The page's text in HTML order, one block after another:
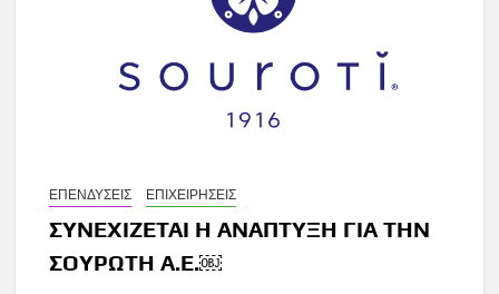
ΕΠΕΝΔΥΣΕΙΣ ΕΠΙΧΕΙΡΗΣΕΙΣ
ΣΥΝΕΧΙΖΕΤΑΙ Η ΑΝΑΠΤΥΞΗ ΓΙΑ ΤΗΝ
ΣΟΥΡΩΤΗ Α.Ε.￼